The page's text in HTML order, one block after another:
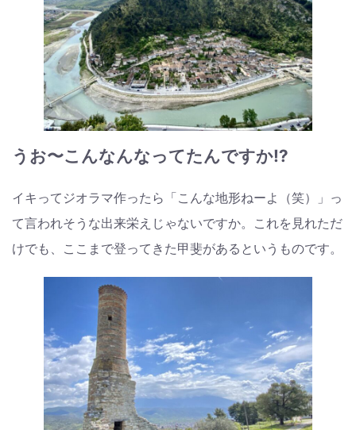
うお〜こんなんなってたんですか⁉︎
イキってジオラマ作ったら「こんな地形ねーよ（笑）」っ
て言われそうな出来栄えじゃないですか。これを見れただ
けでも、ここまで登ってきた甲斐があるというものです。